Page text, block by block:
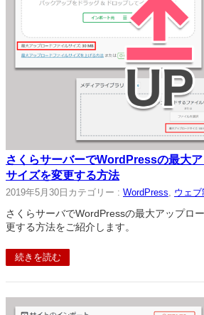
さくらサーバーでWordPressの最大
サイズを変更する方法
2019年5月30日 カテゴリー : WordPress, ウェブ
さくらサーバでWordPressの最大アップロ
更する方法をご紹介します。
続きを読む